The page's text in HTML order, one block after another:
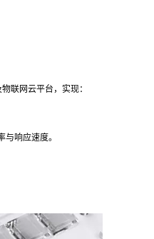
联网云平台，实现：
响应速度。